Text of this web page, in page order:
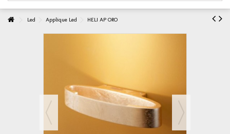
Led Applique Led HELI AP ORO